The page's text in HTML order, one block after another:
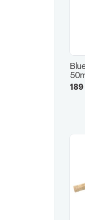
189